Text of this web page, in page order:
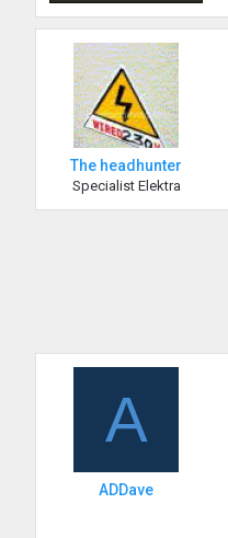
The headhunter
Specialist Elektra
A
ADDave